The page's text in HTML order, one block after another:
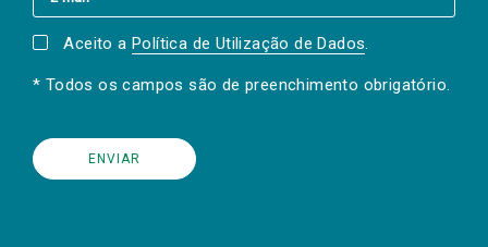
Aceito a Política de Utilização de Dados.
* Todos os campos são de preenchimento obrigatório.